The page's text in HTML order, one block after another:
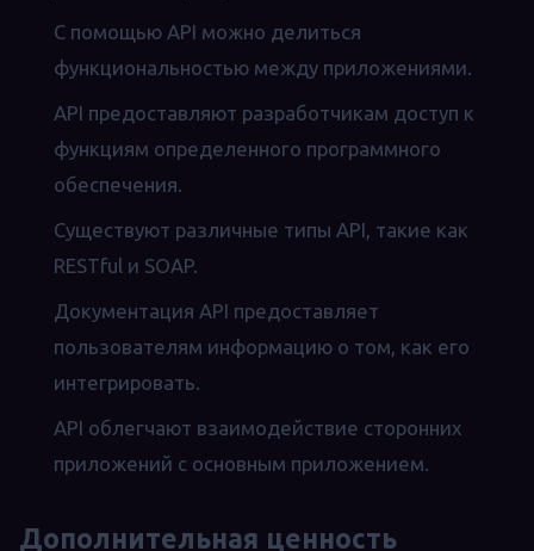
С помощью API можно делиться
функциональностью между приложениями.
API предоставляют разработчикам доступ к
функциям определенного программного
обеспечения.
Существуют различные типы API, такие как
RESTful и SOAP.
Документация API предоставляет
пользователям информацию о том, как его
интегрировать.
API облегчают взаимодействие сторонних
приложений с основным приложением.
Дополнительная ценность